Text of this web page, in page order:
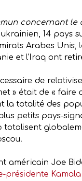
concernant le
14 pays
Arabes
et l’Iraq ont
de
était de « faire
totalité des
petits pays-
américain Joe
présidente